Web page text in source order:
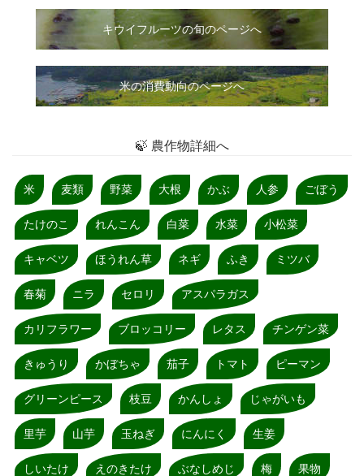
キウイフルーツの旬のページへ
米の消費動向のページへ
🍃 農作物詳細へ
米 麦類 野菜 大根 かぶ 人参 ごぼう
たけのこ れんこん 白菜 水菜 小松菜
キャベツ ほうれん草 ネギ ふき ミツバ
春菊 ニラ セロリ アスパラガス
カリフラワー ブロッコリー レタス チンゲン菜
きゅうり かぼちゃ 茄子 トマト ピーマン
グリーンピース 枝豆 かんしょ じゃがいも
里芋 山芋 玉ねぎ にんにく 生姜
しいたけ えのきたけ ぶなしめじ 梅 果物